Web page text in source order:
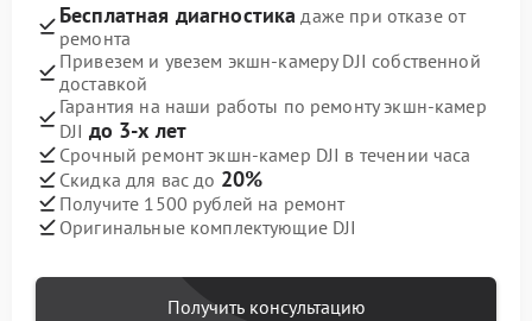
Бесплатная диагностика даже при отказе от
ремонта
Привезем и увезем экшн-камеру DJI собственной
доставкой
Гарантия на наши работы по ремонту экшн-камер
DJI до 3-х лет
Срочный ремонт экшн-камер DJI в течении часа
Скидка для вас до 20%
Получите 1500 рублей на ремонт
Оригинальные комплектующие DJI
Получить консультацию